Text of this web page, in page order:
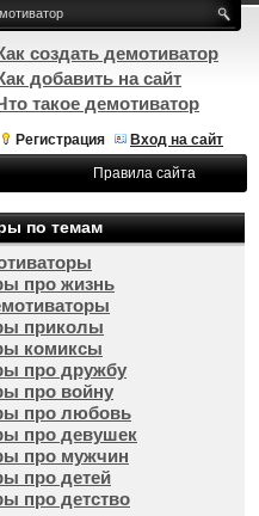
Регистрация
Вход на сайт
Правила сайта
по темам
про жизнь
приколы
комиксы
про дружбу
про войну
про любовь
про девушек
про мужчин
про детей
про детство
создать демотиватор
добавить на сайт
такое демотиватор